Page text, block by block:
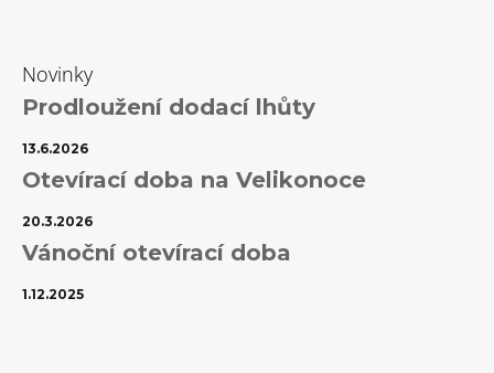
Novinky
Prodloužení dodací lhůty
13.6.2026
Otevírací doba na Velikonoce
20.3.2026
Vánoční otevírací doba
1.12.2025